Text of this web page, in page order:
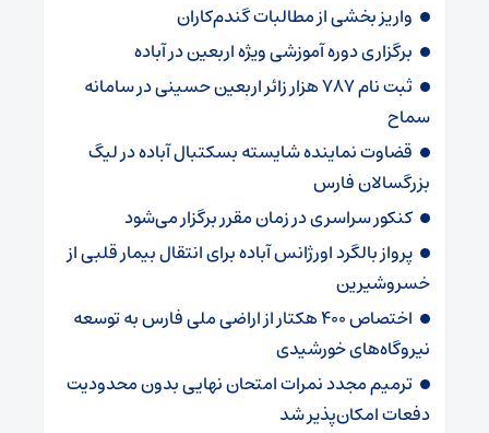
واریز بخشی از مطالبات گندم‌کاران
برگزاری دوره آموزشی ویژه اربعین در آباده
ثبت نام ۷۸۷ هزار زائر اربعین حسینی در سامانه
سماح
قضاوت نماینده شایسته بسکتبال آباده در لیگ
بزرگسالان فارس
کنکور سراسری در زمان مقرر برگزار می‌شود
پرواز بالگرد اورژانس آباده برای انتقال بیمار قلبی از
خسروشیرین
اختصاص ۴۰۰ هکتار از اراضی ملی فارس به توسعه
نیروگاه‌های خورشیدی
ترمیم مجدد نمرات امتحان نهایی بدون محدودیت
دفعات امکان‌پذیر شد